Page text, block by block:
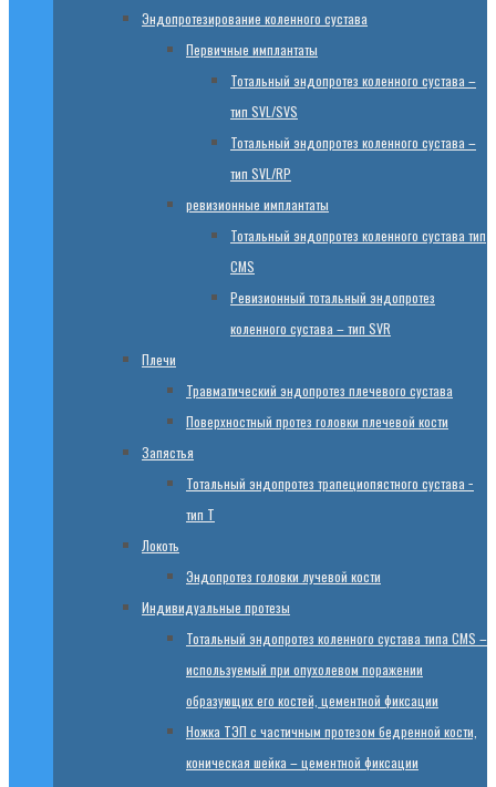
Эндопротезированиe коленного сустава
Первичные имплантаты
Тотальный эндопротез коленного сустава –
тип SVL/SVS
Тотальный эндопротез коленного сустава –
тип SVL/RP
ревизионные имплантаты
Тотальный эндопротез коленного сустава тип
CMS
Ревизионный тотальный эндопротез
коленного сустава – тип SVR
Плечи
Травматический эндопротез плечевого сустава
Поверхностный протез головки плечевой кости
Запястья
Тотальный эндопротез трапециопястного сустава −
тип T
Локоть
Эндопротез головки лучевой кости
Индивидуальные протезы
Тотальный эндопротез коленного сустава типа CMS –
используемый при опухолевом поражении
образующих его костей, цементной фиксации
Ножка ТЭП с частичным протезом бедренной кости,
коническая шейка – цементной фиксации